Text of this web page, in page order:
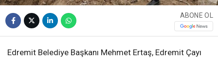
ABONE OL
Edremit Belediye Başkanı Mehmet Ertaş, Edremit Çayı